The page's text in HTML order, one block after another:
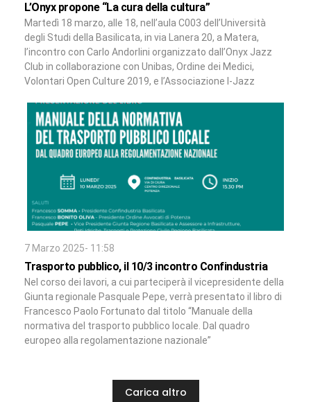
L’Onyx propone “La cura della cultura”
Martedì 18 marzo, alle 18, nell’aula C003 dell’Università
degli Studi della Basilicata, in via Lanera 20, a Matera,
l’incontro con Carlo Andorlini organizzato dall’Onyx Jazz
Club in collaborazione con Unibas, Ordine dei Medici,
Volontari Open Culture 2019, e l’Associazione I-Jazz
7 Marzo 2025- 11:58
Trasporto pubblico, il 10/3 incontro Confindustria
Nel corso dei lavori, a cui parteciperà il vicepresidente della
Giunta regionale Pasquale Pepe, verrà presentato il libro di
Francesco Paolo Fortunato dal titolo “Manuale della
normativa del trasporto pubblico locale. Dal quadro
europeo alla regolamentazione nazionale”
Carica altro